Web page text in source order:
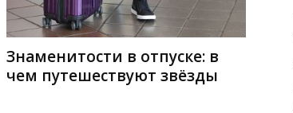
Знаменитости в отпуске: в
чем путешествуют звёзды